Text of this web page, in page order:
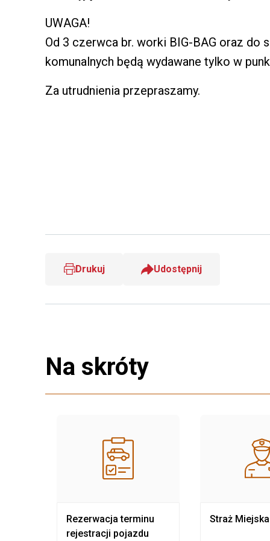
UWAGA!
Od 3 czerwca br. worki BIG-BAG oraz do
komunalnych będą wydawane tylko w
Za utrudnienia przepraszamy.
Drukuj Udostępnij
Na skróty
Rezerwacja terminu
rejestracji pojazdu
Straż Miejska